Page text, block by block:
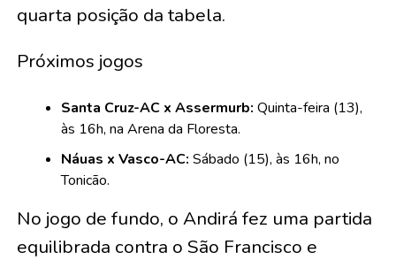
quarta posição da tabela.
Próximos jogos
Santa Cruz-AC x Assermurb: Quinta-feira (13),
às 16h, na Arena da Floresta.
Náuas x Vasco-AC: Sábado (15), às 16h, no
Tonicão.
No jogo de fundo, o Andirá fez uma partida
equilibrada contra o São Francisco e